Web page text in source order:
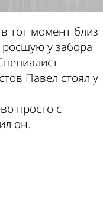
тот момент близ
у забора
Павел стоял у
просто с
он.